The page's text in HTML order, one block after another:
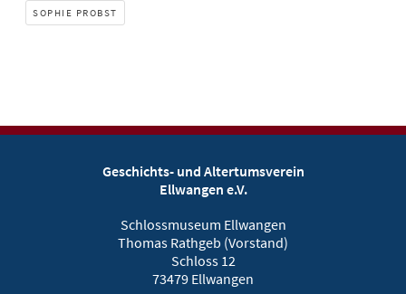
SOPHIE PROBST
Geschichts- und Altertumsverein
Ellwangen e.V.
Schlossmuseum Ellwangen
Thomas Rathgeb (Vorstand)
Schloss 12
73479 Ellwangen